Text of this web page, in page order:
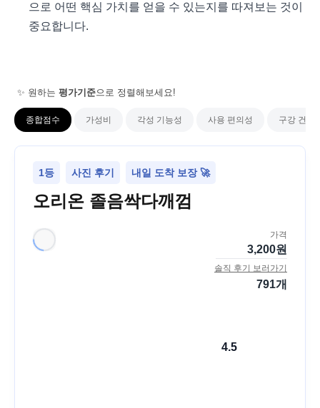
으로 어떤 핵심 가치를 얻을 수 있는지를 따져보는 것이
중요합니다.
✨ 원하는 평가기준으로 정렬해보세요!
종합점수 가성비 각성 기능성 사용 편의성 구강 건강
1등 사진 후기 내일 도착 보장 🚀
오리온 졸음싹다깨껌
가격
3,200원
솔직 후기 보러가기
791개
4.5